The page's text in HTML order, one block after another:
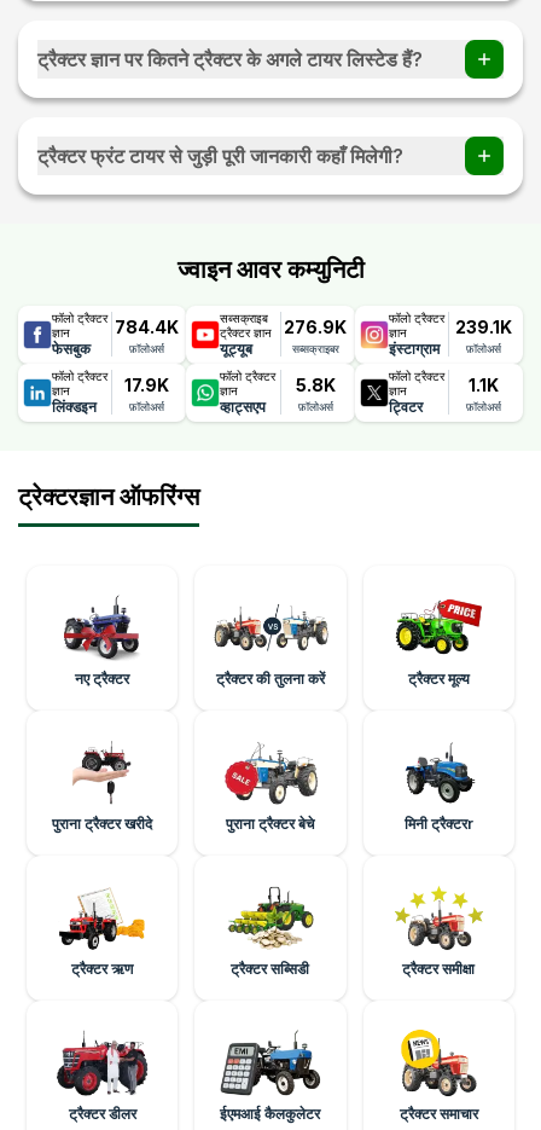
ट्रैक्टर ज्ञान पर कितने ट्रैक्टर के अगले टायर लिस्टेड हैं?
ट्रैक्टर ज्ञान पर 100 से ज्यादा ट्रैक्टर के अगले टायर जानकारी उपलब्ध है।
ट्रैक्टर फ्रंट टायर से जुड़ी पूरी जानकारी कहाँ मिलेगी?
फ्रंट ट्रैक्टर टायर की पूरी और सही जानकारी पाए ट्रैक्टर ज्ञान पर।
ज्वाइन आवर कम्युनिटी
फॉलो ट्रैक्टर
ज्ञान
फेसबुक
784.4K
फ़ॉलोअर्स
सब्सक्राइब
ट्रैक्टर ज्ञान
यूट्यूब
276.9K
सब्सक्राइबर
फॉलो ट्रैक्टर
ज्ञान
इंस्टाग्राम
239.1K
फ़ॉलोअर्स
फॉलो ट्रैक्टर
ज्ञान
लिंक्डइन
17.9K
फ़ॉलोअर्स
फॉलो ट्रैक्टर
ज्ञान
व्हाट्सएप
5.8K
फ़ॉलोअर्स
फॉलो ट्रैक्टर
ज्ञान
ट्विटर
1.1K
फ़ॉलोअर्स
ट्रेक्टरज्ञान ऑफरिंग्स
नए ट्रैक्टर ट्रैक्टर की तुलना करें ट्रैक्टर मूल्य
पुराना ट्रैक्टर खरीदे पुराना ट्रैक्टर बेचे मिनी ट्रैक्टरr
ट्रैक्टर ऋण ट्रैक्टर सब्सिडी ट्रैक्टर समीक्षा
ट्रैक्टर डीलर ईएमआई कैलकुलेटर ट्रैक्टर समाचार